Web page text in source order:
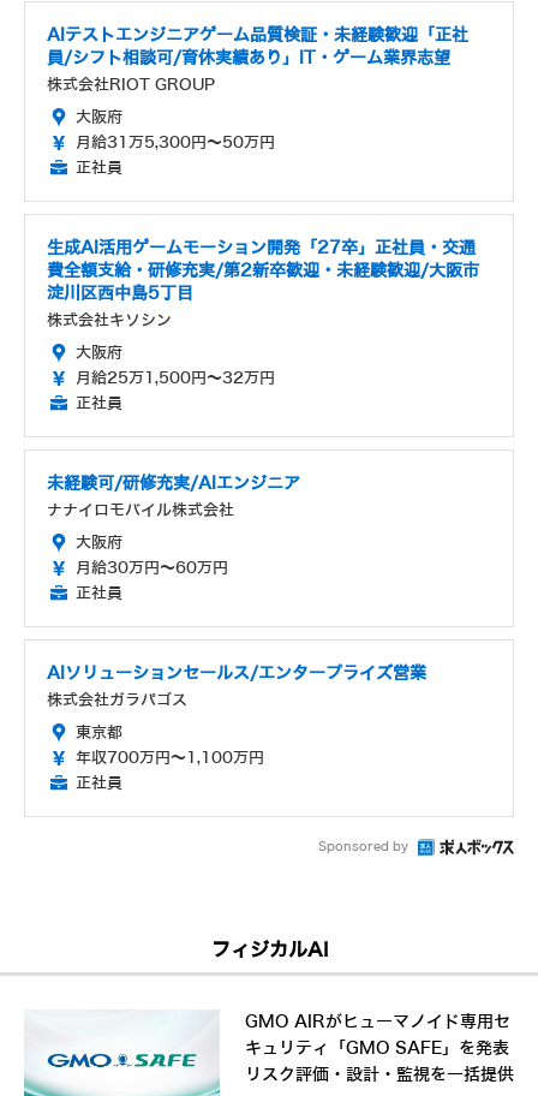
AIテストエンジニアゲーム品質検証・未経験歓迎「正社
員/シフト相談可/育休実績あり」IT・ゲーム業界志望
株式会社RIOT GROUP
大阪府
月給31万5,300円～50万円
正社員
生成AI活用ゲームモーション開発「27卒」正社員・交通
費全額支給・研修充実/第2新卒歓迎・未経験歓迎/大阪市
淀川区西中島5丁目
株式会社キソシン
大阪府
月給25万1,500円～32万円
正社員
未経験可/研修充実/AIエンジニア
ナナイロモバイル株式会社
大阪府
月給30万円～60万円
正社員
AIソリューションセールス/エンタープライズ営業
株式会社ガラパゴス
東京都
年収700万円～1,100万円
正社員
Sponsored by
フィジカルAI
GMO AIRがヒューマノイド専用セ
キュリティ「GMO SAFE」を発表
リスク評価・設計・監視を一括提供